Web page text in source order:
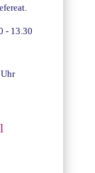
- 13.30